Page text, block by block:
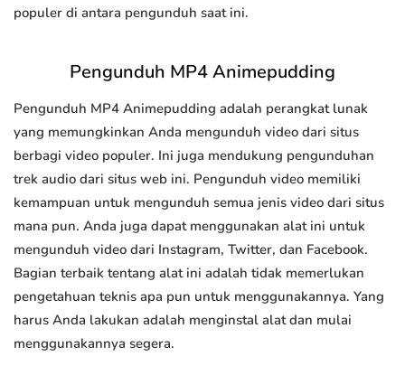
populer di antara pengunduh saat ini.
Pengunduh MP4 Animepudding
Pengunduh MP4 Animepudding adalah perangkat lunak
yang memungkinkan Anda mengunduh video dari situs
berbagi video populer. Ini juga mendukung pengunduhan
trek audio dari situs web ini. Pengunduh video memiliki
kemampuan untuk mengunduh semua jenis video dari situs
mana pun. Anda juga dapat menggunakan alat ini untuk
mengunduh video dari Instagram, Twitter, dan Facebook.
Bagian terbaik tentang alat ini adalah tidak memerlukan
pengetahuan teknis apa pun untuk menggunakannya. Yang
harus Anda lakukan adalah menginstal alat dan mulai
menggunakannya segera.